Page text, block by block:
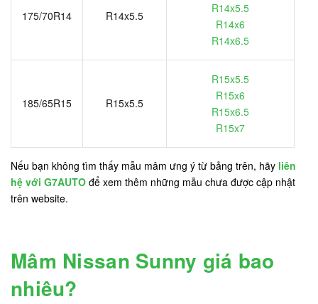
175/70R14 R14x5.5
R14x5.5
R14x6
R14x6.5
185/65R15 R15x5.5
R15x5.5
R15x6
R15x6.5
R15x7
Nếu bạn không tìm thấy mẫu mâm ưng ý từ bảng trên, hãy liên
hệ với G7AUTO để xem thêm những mẫu chưa được cập nhật
trên website.
Mâm Nissan Sunny giá bao
nhiêu?